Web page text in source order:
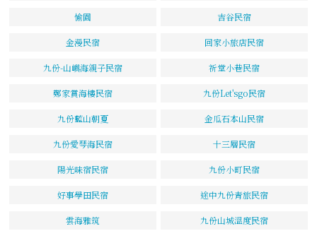
愉園 吉谷民宿
金漫民宿 回家小旅店民宿
九份-山嶼海親子民宿 祈堂小巷民宿
鄭家賞海樓民宿 九份Let'sgo民宿
九份藍山朝夏 金瓜石本山民宿
九份愛琴海民宿 十三層民宿
陽光味宿民宿 九份小町民宿
好事學田民宿 途中九份青旅民宿
雲海雅筑 九份山城溫度民宿